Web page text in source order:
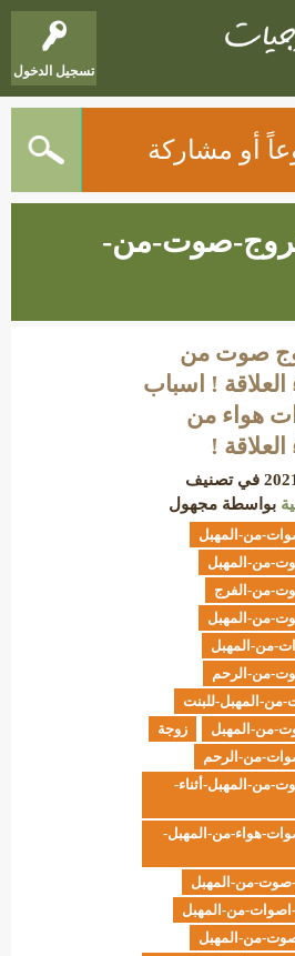
تسجيل الدخول
أو مشاركة
صوت-من-
صوت من
العلاقة ! اسباب
هواء من
العلاقة !
في تصنيف
بواسطة مجهول
من-المهبل
من-المهبل
من-الفرج
من-المهبل
من-المهبل
من-الرحم
من-المهبل-للبنت
من-المهبل
زوجة
من-الرحم
من-المهبل-أثناء-
هواء-من-المهبل-
صوت-من-المهبل
من-المهبل
من-المهبل